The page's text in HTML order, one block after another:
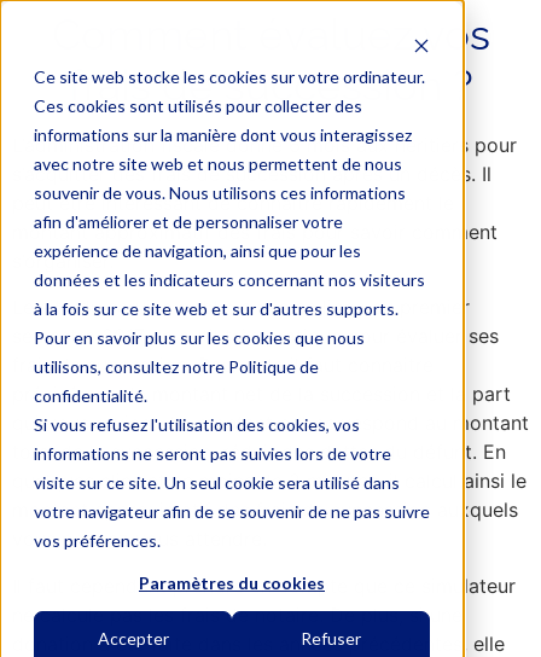
Ce site web stocke les cookies sur votre ordinateur.
Ces cookies sont utilisés pour collecter des
informations sur la manière dont vous interagissez
avec notre site web et nous permettent de nous
souvenir de vous. Nous utilisons ces informations
afin d'améliorer et de personnaliser votre
expérience de navigation, ainsi que pour les
données et les indicateurs concernant nos visiteurs
à la fois sur ce site web et sur d'autres supports.
Pour en savoir plus sur les cookies que nous
utilisons, consultez notre Politique de
confidentialité.
Si vous refusez l'utilisation des cookies, vos
informations ne seront pas suivies lors de votre
visite sur ce site. Un seul cookie sera utilisé dans
votre navigateur afin de se souvenir de ne pas suivre
vos préférences.
Paramètres du cookies
Accepter Refuser
Comment évaluez vos
frais de succession ?
L’administration fiscale donne 6 mois aux héritiers pour
s’acquitter des frais de succession après un décès. Il
peut être intéressant de connaître rapidement le
montant approximatif des frais pour savoir comment
s’organiser.
Le site du service public a mis en ligne au premier
semestre 2017 un outil très pratique pour évaluer ses
frais de succession. Pour cela il faut connaitre
précisément le montant net de la succession et la part
qui vous revient. Le montant net correspond au montant
total de la succession, réduit des dettes du défunt. En
quelques clics et en moins de 2 minutes, il calcul ainsi le
montant approximatif des frais de succession auxquels
vous pouvez vous attendre.
Il faut cependant prendre en compte que ce simulateur
ne calcule pas les frais de notaire. De plus, si une
donation a été faite dans les années précédentes, elle